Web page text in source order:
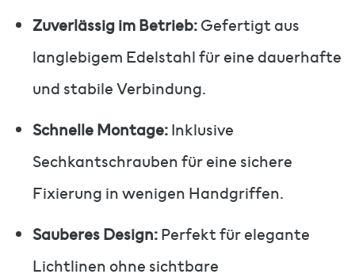
Zuverlässig im Betrieb:Gefertigt aus
langlebigem Edelstahl für eine dauerhafte
und stabile Verbindung.
Schnelle Montage:Inklusive
Sechkantschrauben für eine sichere
Fixierung in wenigen Handgriffen.
Sauberes Design:Perfekt für elegante
Lichtlinen ohne sichtbare